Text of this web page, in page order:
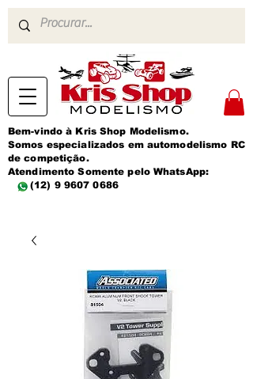
Bem-vindo à Kris Shop Modelismo.
Somos especializados em automodelismo RC
de competição.
Atendimento Somente pelo WhatsApp:
(12) 9 9607 0686